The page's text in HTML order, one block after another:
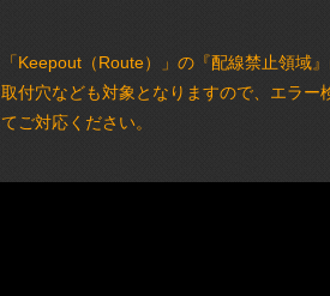
「Keepout（Route）」の『配線禁止領域
取付穴なども対象となりますので、エラ
てご対応ください。